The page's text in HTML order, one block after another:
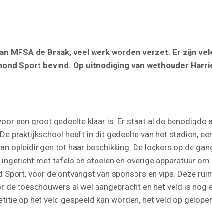
MFSA de Braak, veel werk worden verzet. Er zijn
Sport bevind. Op uitnodiging van wethouder
een groot gedeelte klaar is. Er staat al de
praktijkschool heeft in dit gedeelte van het stadion,
opleidingen tot haar beschikking. De lockers op de
met tafels en stoelen en overige apparatuur
voor de ontvangst van sponsors en vips. Deze
toeschouwers al wel aangebracht en het veld is nog
op het veld gespeeld kan worden, het veld op